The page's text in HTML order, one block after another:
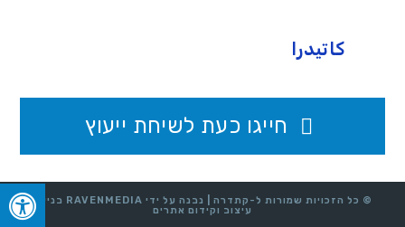
كاتيدرا
חייגו כעת לשיחת ייעוץ
© כל הזכויות שמורות ל-קתדרה | נבנה על ידי RAVENMEDIA בנייה,
עיצוב וקידום אתרים